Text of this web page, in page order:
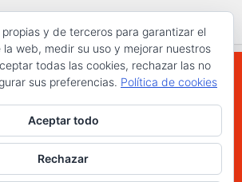
© 2026. Todos los
derechos reservados.
y de terceros para garantizar el
web, medir su uso y mejorar nuestros
todas las cookies, rechazar las no
sus preferencias. Política de cookies
Aceptar todo
Rechazar